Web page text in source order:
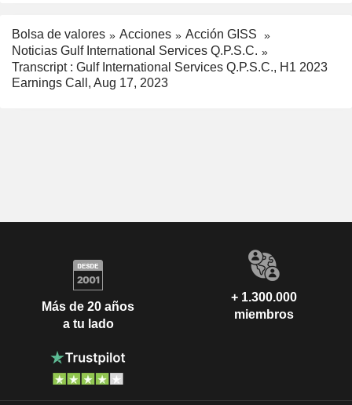
Bolsa de valores Acciones
Acción GISS
Noticias Gulf International Services Q.P.S.C.
Transcript : Gulf International Services Q.P.S.C., H1 2023
Earnings Call, Aug 17, 2023
Más de 20 años
a tu lado
+ 1.300.000
miembros